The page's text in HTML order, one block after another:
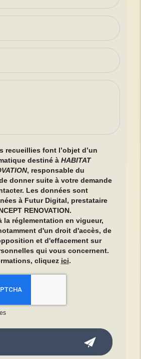
recueillies font l’objet d’un
destiné àHABITAT
, responsable du
donner suite à votre demande
Les données sont
à Futur Digital, prestataire
RENOVATION.
la réglementation en vigueur,
d'un droit d'accès, de
et d'effacement sur
qui vous concernent.
cliquez ici.